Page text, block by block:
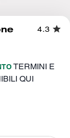
4.3
TERMINI E
QUI